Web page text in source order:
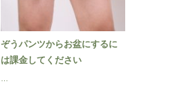
ぞうパンツからお盆にするに
は課金してください